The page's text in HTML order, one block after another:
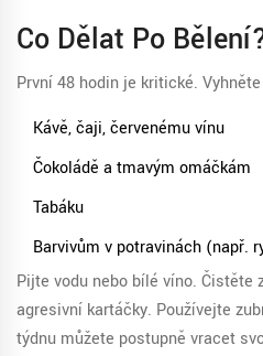
Co Dělat Po
První 48 hodin je kritické.
Kávě, čaji, červenému vínu
Čokoládě a tmavým omáčkám
Tabáku
Barvivům v potravinách (např.
Pijte vodu nebo bílé víno. Čistěte
agresivní kartáčky. Používejte
týdnu můžete postupně vracet